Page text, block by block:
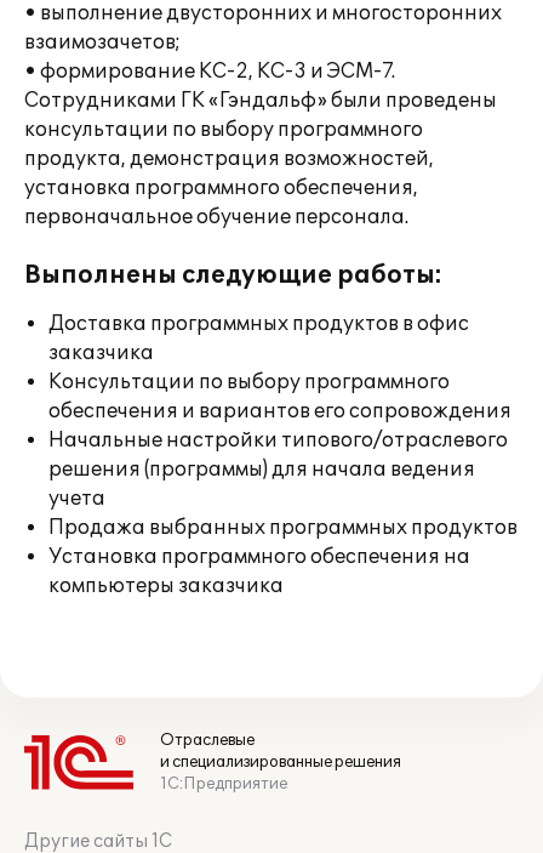
• выполнение двусторонних и многосторонних
взаимозачетов;
• формирование КС-2, КС-3 и ЭСМ-7.
Сотрудниками ГК «Гэндальф» были проведены
консультации по выбору программного
продукта, демонстрация возможностей,
установка программного обеспечения,
первоначальное обучение персонала.
Выполнены следующие работы:
Доставка программных продуктов в офис
заказчика
Консультации по выбору программного
обеспечения и вариантов его сопровождения
Начальные настройки типового/отраслевого
решения (программы) для начала ведения
учета
Продажа выбранных программных продуктов
Установка программного обеспечения на
компьютеры заказчика
Отраслевые
и специализированные решения
1С:Предприятие
Другие сайты 1С